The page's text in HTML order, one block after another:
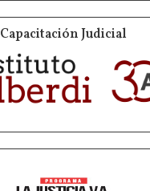
Capacitación Judicial